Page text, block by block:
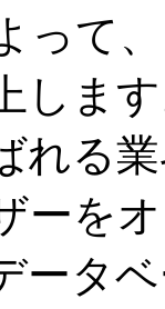
って
しま
れる
ーを
ータ